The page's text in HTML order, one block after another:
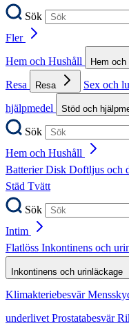
Sök
Fler
Hem och Hushåll
Hem och
Resa
Resa Sex och
hjälpmedel
Stöd och
Sök
Hem och Hushåll
BatterierDisk Doftljus och
Städ Tvätt
Sök
Intim
Flatlöss Inkontinens och
Inkontinens och urinläckage
Klimakteriebesvär
underlivetProstatabesvär